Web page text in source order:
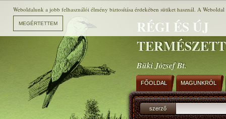
RÉGI ÉS ÚJ
Büki József Bt.
FŐOLDAL MAGUNKRÓL
szerző
Weboldalunk a jobb felhasználói élmény biztosítása érdekében sütiket használ. A